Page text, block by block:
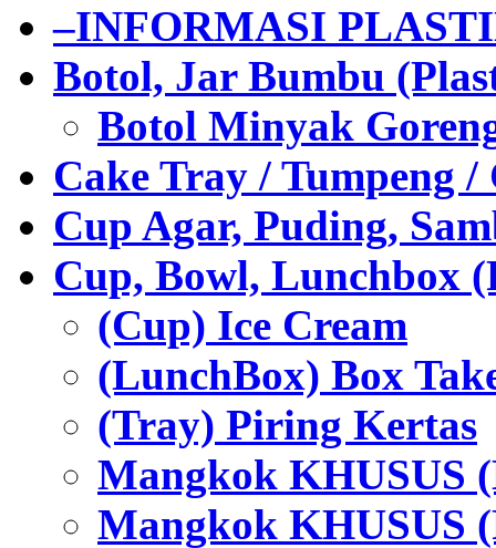
–INFORMASI
Botol, Jar Bumbu
Botol Minyak
Cake Tray / Tumpeng /
Cup Agar, Puding,
Cup, Bowl, Lunchbox
(Cup) Ice Cream
(LunchBox) Box
(Tray) Piring Kertas
Mangkok KHUSUS
Mangkok KHUSUS